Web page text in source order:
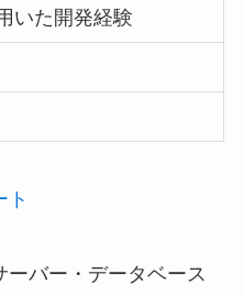
いた開発経験
ト
バー・データベース